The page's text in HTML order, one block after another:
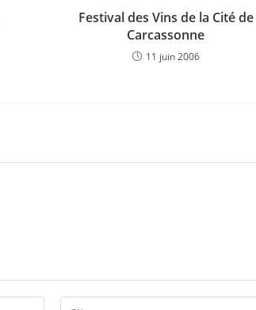
Festival des Vins de la Cité de
Carcassonne
11 juin 2006
Saisir